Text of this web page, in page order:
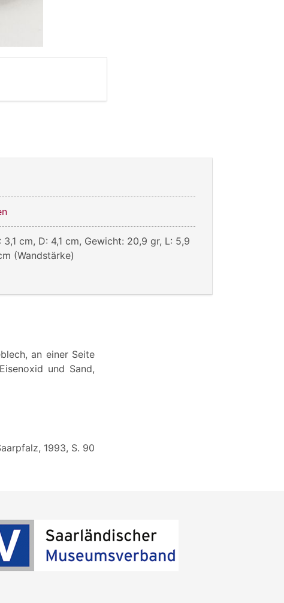
3,1 cm, D: 4,1 cm, Gewicht: 20,9 gr, L: 5,9
(Wandstärke)
an einer Seite
und Sand,
1993, S. 90